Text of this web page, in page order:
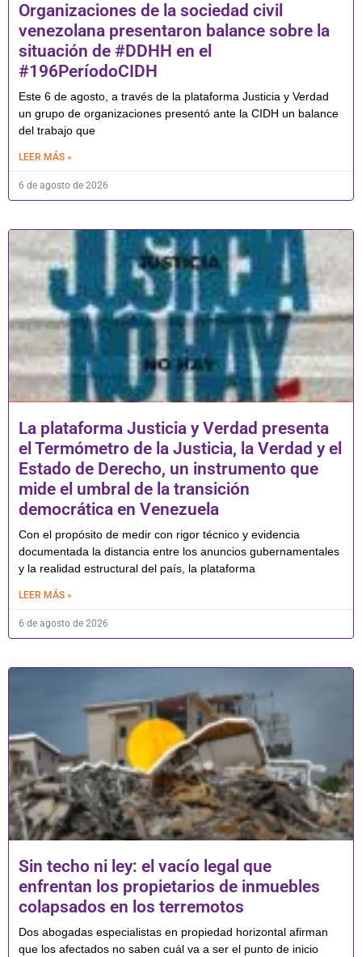
Organizaciones de la sociedad civil
venezolana presentaron balance sobre la
situación de #DDHH en el
#196PeríodoCIDH
Este 6 de agosto, a través de la plataforma Justicia y Verdad
un grupo de organizaciones presentó ante la CIDH un balance
del trabajo que
LEER MÁS »
6 de agosto de 2026
La plataforma Justicia y Verdad presenta
el Termómetro de la Justicia, la Verdad y el
Estado de Derecho, un instrumento que
mide el umbral de la transición
democrática en Venezuela
Con el propósito de medir con rigor técnico y evidencia
documentada la distancia entre los anuncios gubernamentales
y la realidad estructural del país, la plataforma
LEER MÁS »
6 de agosto de 2026
Sin techo ni ley: el vacío legal que
enfrentan los propietarios de inmuebles
colapsados en los terremotos
Dos abogadas especialistas en propiedad horizontal afirman
que los afectados no saben cuál va a ser el punto de inicio